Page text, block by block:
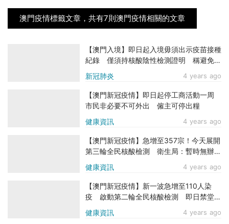
澳門疫情標籤文章，共有7則澳門疫情相關的文章
新冠肺炎 4 years ago
【澳門入境】即日起入境毋須出示疫苗接種
紀錄 僅須持核酸陰性檢測證明 稱避免不
便
健康資訊 4 years ago
【澳門新冠疫情】即日起停工商活動一周
市民非必要不可外出 僱主可停出糧
健康資訊 4 years ago
【澳門新冠疫情】急增至357宗！今天展開
第三輪全民核酸檢測 衛生局：暫時無辦法
確定要做幾多輪
健康資訊 4 years ago
【澳門新冠疫情】新一波急增至110人染
疫 啟動第二輪全民核酸檢測 即日禁堂
食、關閉戲院、髮型屋